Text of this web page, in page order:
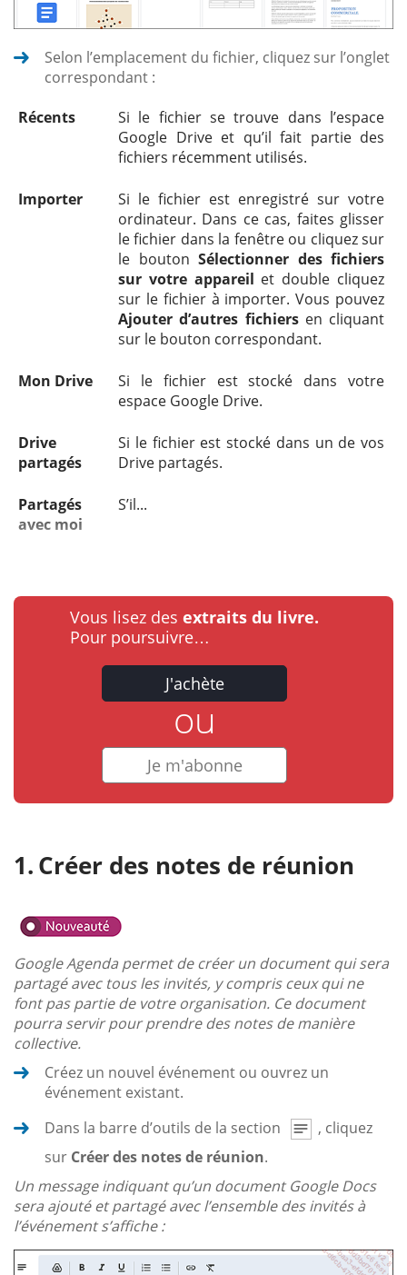
Selon l’emplacement du fichier, cliquez sur l’onglet
correspondant :
Récents
Si le fichier se trouve dans l’espace
Google Drive et qu’il fait partie des
fichiers récemment utilisés.
Importer
Si le fichier est enregistré sur votre
ordinateur. Dans ce cas, faites glisser
le fichier dans la fenêtre ou cliquez sur
le bouton Sélectionner des fichiers
sur votre appareil et double cliquez
sur le fichier à importer. Vous pouvez
Ajouter d’autres fichiersen cliquant
sur le bouton correspondant.
Mon Drive
Si le fichier est stocké dans votre
espace Google Drive.
Drive
partagés
Si le fichier est stocké dans un de vos
Drive partagés.
Partagés
avec moi
S’il...
Vous lisez des extraits du livre.
Pour poursuivre…
J'achète
ou
Je m'abonne
Créer des notes de réunion
Google Agenda permet de créer un document qui sera
partagé avec tous les invités, y compris ceux qui ne
font pas partie de votre organisation. Ce document
pourra servir pour prendre des notes de manière
collective.
Créez un nouvel événement ou ouvrez un
événement existant.
Dans la barre d’outils de la section
, cliquez
sur Créer des notes de réunion.
Un message indiquant qu’un document Google Docs
sera ajouté et partagé avec l’ensemble des invités à
l’événement s’affiche :